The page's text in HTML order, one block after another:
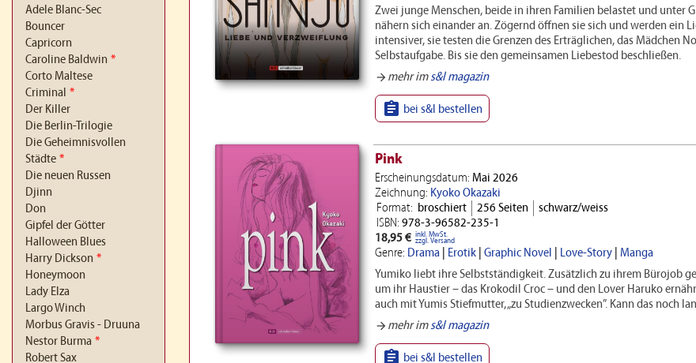
Adele Blanc-Sec
Bouncer
Capricorn
Caroline Baldwin *
Corto Maltese
Criminal *
Der Killer
Die Berlin-Trilogie
Die Geheimnisvollen
Städte *
Die neuen Russen
Djinn
Don
Gipfel der Götter
Halloween Blues
Harry Dickson *
Honeymoon
Lady Elza
Largo Winch
Morbus Gravis - Druuna
Nestor Burma *
Robert Sax
Zwei junge Menschen, beide in ihren Familien belastet und unter
nähern sich einander an. Zögernd öffnen sie sich und werden ein
intensiver, sie testen die Grenzen des Erträglichen, das Mädchen
Selbstaufgabe. Bis sie den gemeinsamen Liebestod beschließen.
arrow_forward mehr ims&l magazin
 bei s&l bestellen
Pink
Erscheinungsdatum: Mai 2026
Zeichnung: Kyoko Okazaki
Format: broschiert 256 Seiten
schwarz/weiss
ISBN: 978-3-96582-235-1
18,95 € inkl. MwSt.
zzgl. Versand
Genre: Drama Erotik Graphic Novel Love-Story
Manga
Yumiko liebt ihre Selbstständigkeit. Zusätzlich zu ihrem Bürojob
um ihr Haustier – das Krokodil Croc – und den Lover Haruko
auch mit Yumis Stiefmutter, „zu Studienzwecken”. Kann das noch
arrow_forward mehr ims&l magazin
 bei s&l bestellen